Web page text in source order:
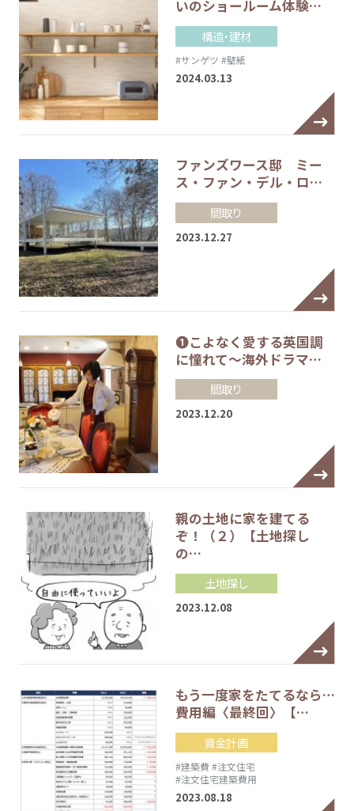
いのショールーム体験…
構造・建材
#サンゲツ #壁紙
2024.03.13
ファンズワース邸 ミー
ス・ファン・デル・ロ…
間取り
2023.12.27
❶こよなく愛する英国調
に憧れて～海外ドラマ…
間取り
2023.12.20
親の土地に家を建てる
ぞ！（２）【土地探し
の…
土地探し
2023.12.08
もう一度家をたてるなら…
費用編〈最終回〉【…
資金計画
#建築費 #注文住宅
#注文住宅建築費用
2023.08.18